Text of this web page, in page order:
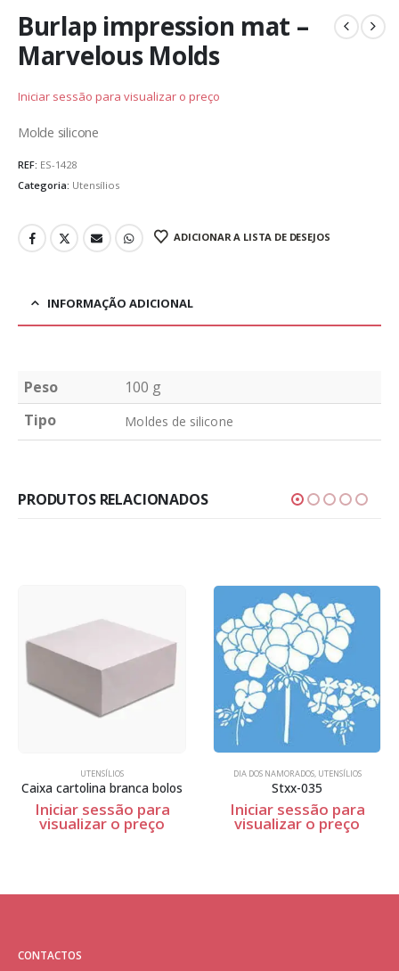
Burlap impression mat –
Marvelous Molds
Iniciar sessão para visualizar o preço
Molde silicone
REF: ES-1428
Categoria: Utensílios
ADICIONAR A LISTA DE DESEJOS
INFORMAÇÃO ADICIONAL
Peso
100 g
Tipo
Moldes de silicone
PRODUTOS RELACIONADOS
UTENSÍLIOS
cartolina branca bolos
Iniciar sessão para
visualizar o preço
DIA DOS NAMORADOS,UTENSÍLIOS
Stxx-035
Iniciar sessão para
visualizar o preço
CONTACTOS